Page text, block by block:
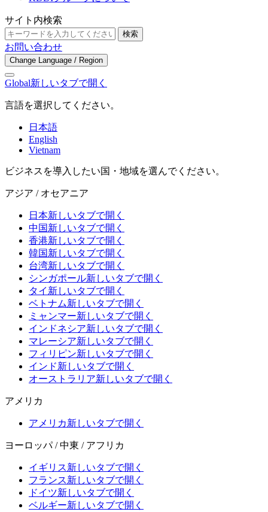
サイト内検索
検索
お問い合わせ
Change Language / Region
Global新しいタブで開く
言語を選択してください。
日本語
English
Vietnam
ビジネスを導入したい国・地域を選んでください。
アジア / オセアニア
日本新しいタブで開く
中国新しいタブで開く
香港新しいタブで開く
韓国新しいタブで開く
台湾新しいタブで開く
シンガポール新しいタブで開く
タイ 新しいタブで開く
ベトナム新しいタブで開く
ミャンマー新しいタブで開く
インドネシア新しいタブで開く
マレーシア新しいタブで開く
フィリピン新しいタブで開く
インド新しいタブで開く
オーストラリア新しいタブで開く
アメリカ
アメリカ新しいタブで開く
ヨーロッパ / 中東 / アフリカ
イギリス新しいタブで開く
フランス新しいタブで開く
ドイツ新しいタブで開く
ベルギー新しいタブで開く